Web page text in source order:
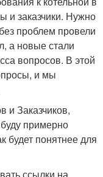
и заказчики. Нужно
проблем провели
а новые стали
вопросов. В этой
и мы
и Заказчиков,
примерно
будет понятнее для